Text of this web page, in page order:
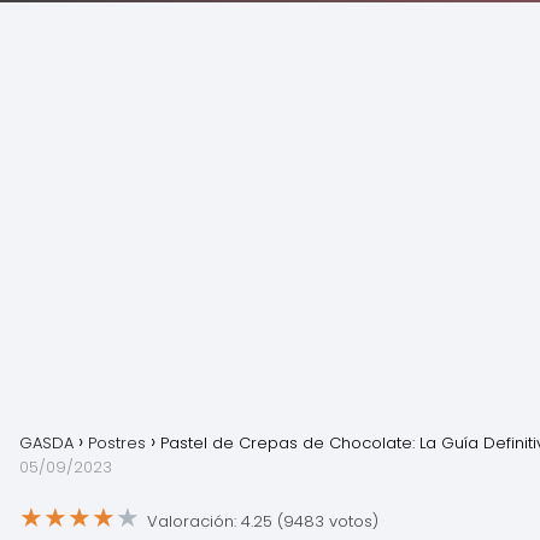
GASDA Postres
Pastel de Crepas de Chocolate: La Guía
05/09/2023
★★★★★ Valoración: 4.25 (9483 votos)